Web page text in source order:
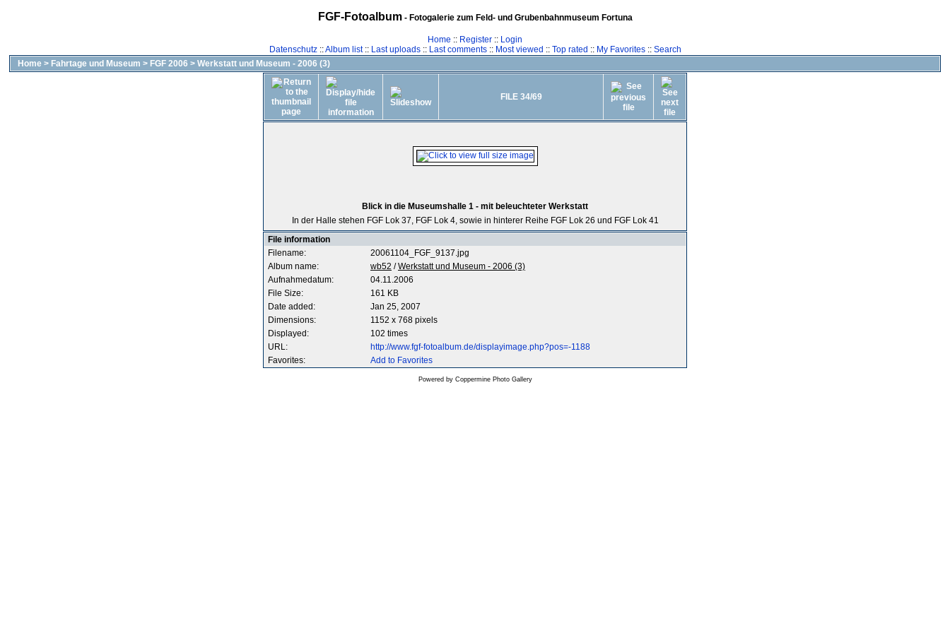
FGF-Fotoalbum- Fotogalerie zum Feld- und Grubenbahnmuseum Fortuna
Home :: Register :: Login
Datenschutz::Album list:: Last uploads:: Last comments:: Most viewed :: Top rated :: My Favorites:: Search
Home > Fahrtage und Museum > FGF 2006 > Werkstatt und Museum - 2006 (3)
FILE 34/69
Blick in die Museumshalle 1 - mit beleuchteter Werkstatt
In der Halle stehen FGF Lok 37, FGF Lok 4, sowie in hinterer Reihe FGF Lok 26 und FGF Lok 41
File information
Filename:
20061104_FGF_9137.jpg
Album name:
wb52 /Werkstatt und Museum - 2006 (3)
Aufnahmedatum:
04.11.2006
File Size:
161 KB
Date added:
Jan 25, 2007
Dimensions:
1152 x 768 pixels
Displayed:
102 times
URL:
http://www.fgf-fotoalbum.de/displayimage.php?pos=-1188
Favorites:
Add to Favorites
Powered by Coppermine Photo Gallery